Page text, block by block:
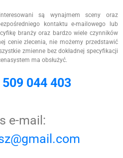
są wynajmem sceny oraz
kontaktu e-mailowego lub
branży oraz bardzo wiele czynników
cenie zlecenia, nie możemy przedstawić
zmienne bez dokładnej specyfikacji
ma obsłużyć.
509 044 403
e-mail: